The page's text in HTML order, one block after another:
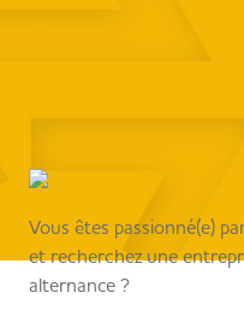
Vous êtes passionné(e)
et recherchez une
alternance ?